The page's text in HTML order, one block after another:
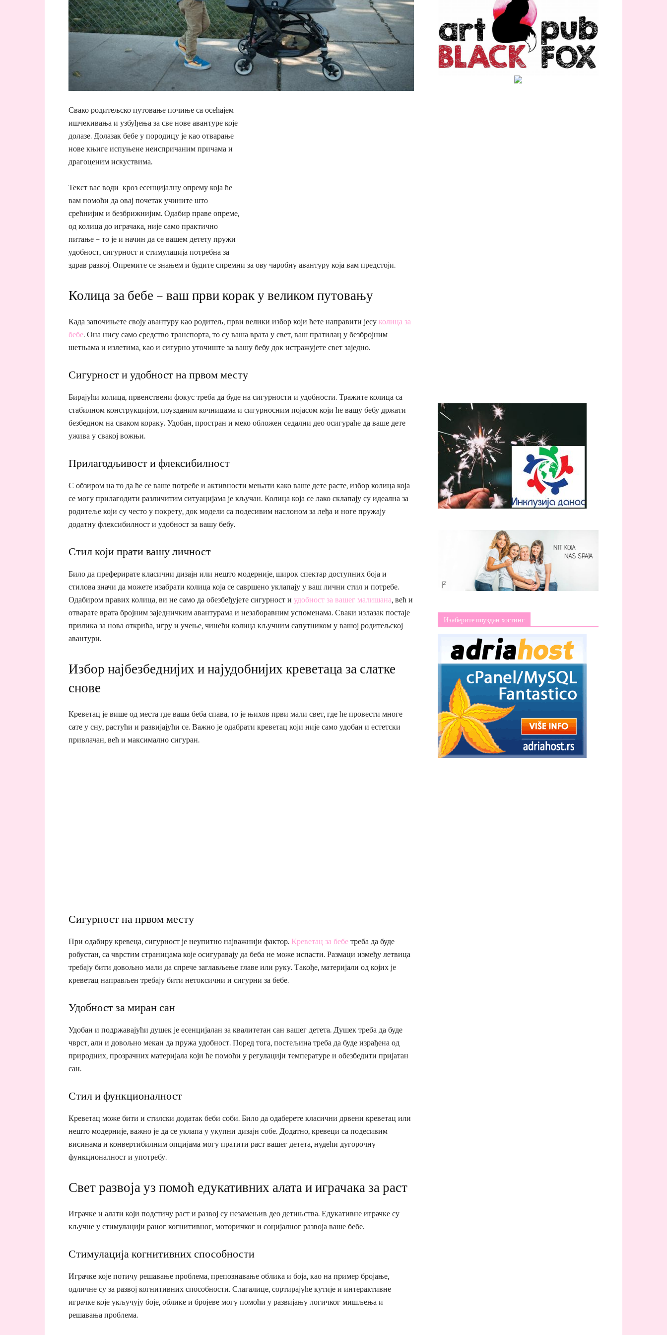
Свако родитељско путовање почиње са осећајем
ишчекивања и узбуђења за све нове авантуре које
долазе. Долазак бебе у породицу је као отварање
нове књиге испуњене неиспричаним причама и
драгоценим искуствима.
Текст вас води кроз есенцијалну опрему која ће
вам помоћи да овај почетак учините што
срећнијим и безбрижнијим. Одабир праве опреме,
од колица до играчака, није само практично
питање – то је и начин да се вашем детету пружи
удобност, сигурност и стимулација потребна за
здрав развој. Опремите се знањем и будите спремни за ову чаробну авантуру која вам предстоји.
Колица за бебе – ваш први корак у великом путовању
Када започињете своју авантуру као родитељ, први велики избор који ћете направити јесу колица за
бебе. Она нису само средство транспорта, то су ваша врата у свет, ваш пратилац у безбројним
шетњама и излетима, као и сигурно уточиште за вашу бебу док истражујете свет заједно.
Сигурност и удобност на првом месту
Бирајући колица, првенствени фокус треба да буде на сигурности и удобности. Тражите колица са
стабилном конструкцијом, поузданим кочницама и сигурносним појасом који ће вашу бебу држати
безбедном на сваком кораку. Удобан, простран и меко обложен седални део осигураће да ваше дете
ужива у свакој вожњи.
Прилагодљивост и флексибилност
С обзиром на то да ће се ваше потребе и активности мењати како ваше дете расте, избор колица која
се могу прилагодити различитим ситуацијама је кључан. Колица која се лако склапају су идеална за
родитеље који су често у покрету, док модели са подесивим наслоном за леђа и ноге пружају
додатну флексибилност и удобност за вашу бебу.
Стил који прати вашу личност
Било да преферирате класични дизајн или нешто модерније, широк спектар доступних боја и
стилова значи да можете изабрати колица која се савршено уклапају у ваш лични стил и потребе.
Одабиром правих колица, ви не само да обезбеђујете сигурност и удобност за вашег малишана, већ и
отварате врата бројним заједничким авантурама и незаборавним успоменама. Сваки излазак постаје
прилика за нова открића, игру и учење, чинећи колица кључним сапутником у вашој родитељској
авантури.
Избор најбезбеднијих и најудобнијих креветаца за слатке
снове
Креветац је више од места где ваша беба спава, то је њихов први мали свет, где ће провести многе
сате у сну, растући и развијајући се. Важно је одабрати креветац који није само удобан и естетски
привлачан, већ и максимално сигуран.
Сигурност на првом месту
При одабиру кревеца, сигурност је неупитно најважнији фактор. Креветац за бебе треба да буде
робустан, са чврстим страницама које осигуравају да беба не може испасти. Размаци између летвица
требају бити довољно мали да спрече заглављење главе или руку. Такође, материјали од којих је
креветац направљен требају бити нетоксични и сигурни за бебе.
Удобност за миран сан
Удобан и подржавајући душек је есенцијалан за квалитетан сан вашег детета. Душек треба да буде
чврст, али и довољно мекан да пружа удобност. Поред тога, постељина треба да буде израђена од
природних, прозрачних материјала који ће помоћи у регулацији температуре и обезбедити пријатан
сан.
Стил и функционалност
Креветац може бити и стилски додатак беби соби. Било да одаберете класични дрвени креветац или
нешто модерније, важно је да се уклапа у укупни дизајн собе. Додатно, кревеци са подесивим
висинама и конвертибилним опцијама могу пратити раст вашег детета, нудећи дугорочну
функционалност и употребу.
Свет развоја уз помоћ едукативних алата и играчака за раст
Играчке и алати који подстичу раст и развој су незамењив део детињства. Едукативне играчке су
кључне у стимулацији раног когнитивног, моторичког и социјалног развоја ваше бебе.
Стимулација когнитивних способности
Играчке које потичу решавање проблема, препознавање облика и боја, као на пример бројање,
одличне су за развој когнитивних способности. Слагалице, сортирајуће кутије и интерактивне
играчке које укључују боје, облике и бројеве могу помоћи у развијању логичког мишљења и
решавања проблема.
Изаберите поуздан хостинг